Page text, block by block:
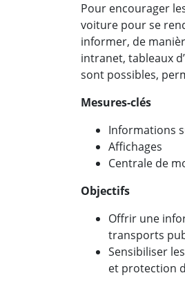
Pour encourager
voiture pour se
informer, de
intranet, tableaux
sont possibles,
Mesures-clés
Informations
Affichages
Centrale de
Objectifs
Offrir une
transports
Sensibiliser
et protection